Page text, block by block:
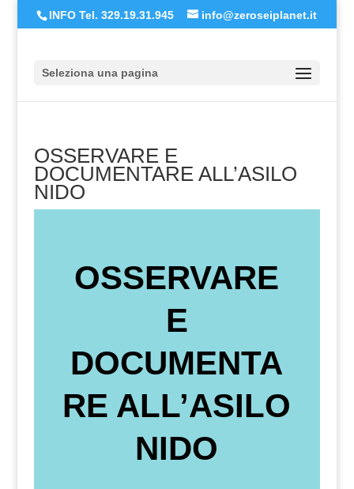
INFO Tel. 329.19.31.945 info@zeroseiplanet.it
Seleziona una pagina
OSSERVARE E
DOCUMENTARE ALL’ASILO
NIDO
OSSERVARE
E
DOCUMENTA
RE ALL’ASILO
NIDO